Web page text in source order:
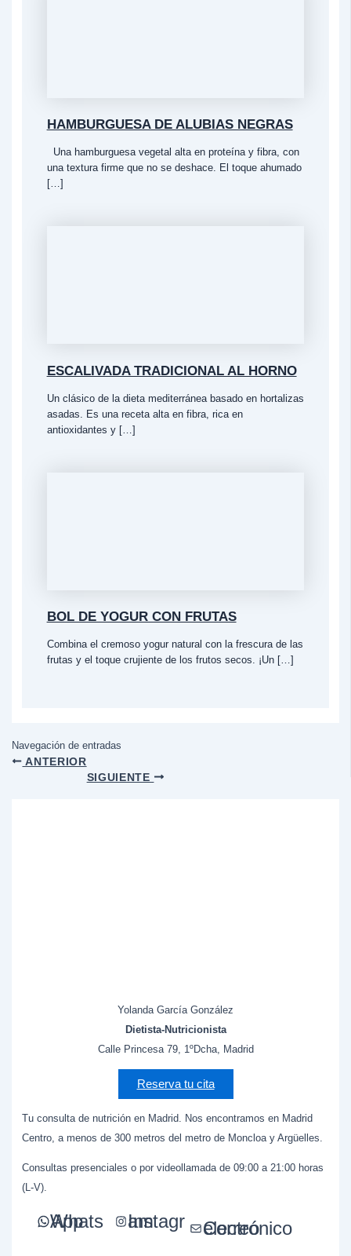
HAMBURGUESA DE ALUBIAS NEGRAS
Una hamburguesa vegetal alta en proteína y fibra, con
una textura firme que no se deshace. El toque ahumado
[…]
ESCALIVADA TRADICIONAL AL HORNO
Un clásico de la dieta mediterránea basado en hortalizas
asadas. Es una receta alta en fibra, rica en
antioxidantes y […]
BOL DE YOGUR CON FRUTAS
Combina el cremoso yogur natural con la frescura de las
frutas y el toque crujiente de los frutos secos. ¡Un […]
Navegación de entradas
ANTERIOR
SIGUIENTE
Yolanda García González
Dietista-Nutricionista
Calle Princesa 79, 1ºDcha, Madrid
Reserva tu cita
Tu consulta de nutrición en Madrid. Nos encontramos en Madrid
Centro, a menos de 300 metros del metro de Moncloa y Argüelles.
Consultas presenciales o por videollamada de 09:00 a 21:00 horas
(L-V).
WhatsApp Instagram Correo electrónico